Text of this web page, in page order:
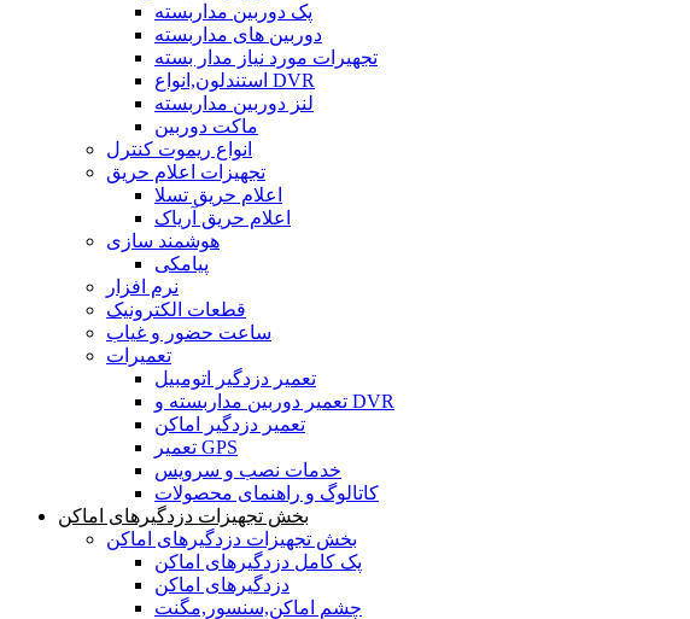
پک دوربین مداربسته
دوربین های مداربسته
تجهیرات مورد نیاز مدار بسته
استندلون,انواع DVR
لنز دوربین مداربسته
ماکت دوربین
انواع ریموت کنترل
تجهیزات اعلام حریق
اعلام حریق تسلا
اعلام حریق آریاک
هوشمند سازی
پیامکی
نرم افزار
قطعات الکترونیک
ساعت حضور و غیاب
تعمیرات
تعمیر دزدگیر اتومبیل
تعمیر دوربین مداربسته و DVR
تعمیر دزدگیر اماکن
تعمیر GPS
خدمات نصب و سرویس
کاتالوگ و راهنمای محصولات
بخش تجهیزات دزدگیرهای اماکن
بخش تجهیزات دزدگیرهای اماکن
پک کامل دزدگیرهای اماکن
دزدگیرهای اماکن
چشم اماکن,سنسور,مگنت